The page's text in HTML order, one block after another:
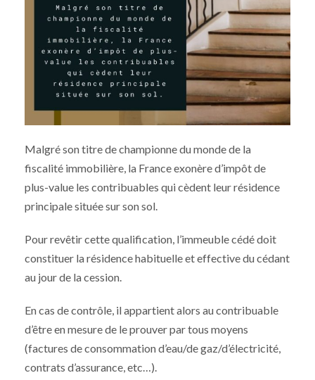
Malgré son titre de championne du monde de la
fiscalité immobilière, la France exonère d’impôt de
plus-value les contribuables qui cèdent leur résidence
principale située sur son sol.
Pour revêtir cette qualification, l’immeuble cédé doit
constituer la résidence habituelle et effective du cédant
au jour de la cession.
En cas de contrôle, il appartient alors au contribuable
d’être en mesure de le prouver par tous moyens
(factures de consommation d’eau/de gaz/d’électricité,
contrats d’assurance, etc…).